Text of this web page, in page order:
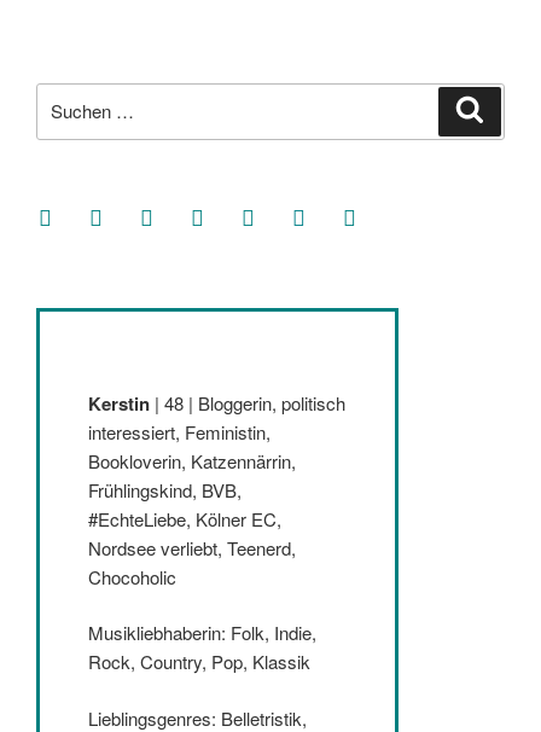
nach:
facebooksoundcloud
twitter mastodoninstagramthreads goodreads
Kerstin | 48 | Bloggerin, politisch
interessiert, Feministin,
Bookloverin, Katzennärrin,
Frühlingskind, BVB,
#EchteLiebe, Kölner EC,
Nordsee verliebt, Teenerd,
Chocoholic
Musikliebhaberin: Folk, Indie,
Rock, Country, Pop, Klassik
Lieblingsgenres: Belletristik,